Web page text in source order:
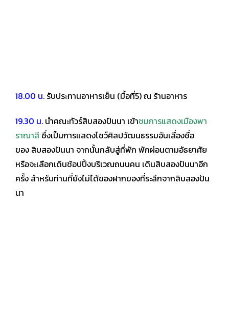
18.00 น. รับประทานอาหารเย็น (มื้อที่5) ณ ร้านอาหาร
19.30 น. นำคณะทัวร์สิบสองปันนา เข้าชมการแสดงเมืองพา
ราณาสี ซึ่งเป็นการแสดงโชว์ศิลปวัฒนธรรมอันเลื่องชื่อ
ของ สิบสองปันนา จากนั้นกลับสู่ที่พัก พักผ่อนตามอัธยาศัย
หรือจะเลือกเดินช้อปปิ้งบริเวณถนนคน เดินสิบสองปันนาอีก
ครั้ง สำหรับท่านที่ยังไม่ได้ของฝากของที่ระลึกจากสิบสองปัน
นา